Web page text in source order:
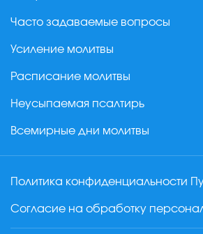
Часто задаваемые вопросы
Усиление молитвы
Расписание молитвы
Неусыпаемая псалтирь
Всемирные дни молитвы
Политика конфиденциальности
Согласие на обработку